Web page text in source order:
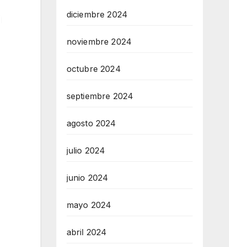
diciembre 2024
noviembre 2024
octubre 2024
septiembre 2024
agosto 2024
julio 2024
junio 2024
mayo 2024
abril 2024